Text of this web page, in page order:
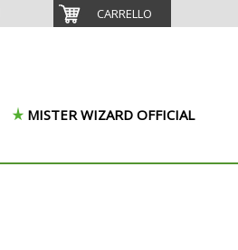
CARRELLO
MISTER WIZARD OFFICIAL